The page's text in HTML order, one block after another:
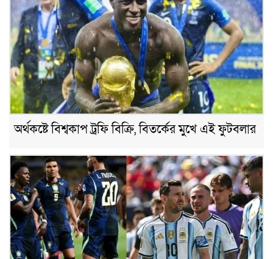
অর্থকষ্টে বিশ্বকাপ ট্রফি বিক্রি, বিতর্কের মুখে এই ফুটবলার